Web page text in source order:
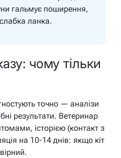
гальмує поширення,
ланка.
чому тільки
точно — аналізи
результати. Ветеринар
історією (контакт з
на 10-14 днів: якщо кіт